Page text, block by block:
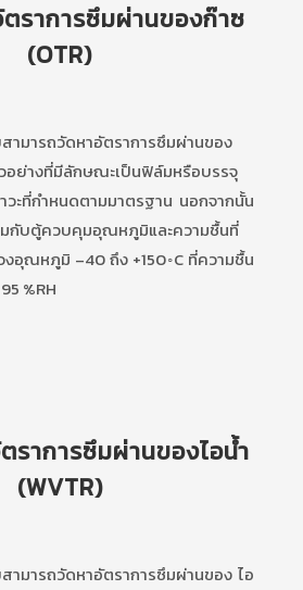
ราการซึมผ่านของก๊าซ
(OTR)
ามารถวัดหาอัตราการซึมผ่านของ
อย่างที่มีลักษณะเป็นฟิล์มหรือบรรจุ
ะที่กำหนดตามมาตรฐาน นอกจากนั้น
มกับตู้ควบคุมอุณหภูมิและความชื้นที่
อุณหภูมิ –40 ถึง +150◦C ที่ความชื้น
%RH
ราการซึมผ่านของไอน้ำ
(WVTR)
ามารถวัดหาอัตราการซึมผ่านของ ไอ